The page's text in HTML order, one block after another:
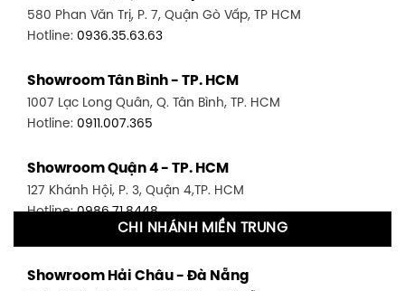
580 Phan Văn Trị, P. 7, Quận Gò Vấp, TP HCM
Hotline: 0936.35.63.63
Showroom Tân Bình - TP. HCM
1007 Lạc Long Quân, Q. Tân Bình, TP. HCM
Hotline: 0911.007.365
Showroom Quận 4 - TP. HCM
127 Khánh Hội, P. 3, Quận 4,TP. HCM
Hotline:0986.71.8448
1411 Đường 3/2, P. 16, Quận 11, TP. HCM
CHI NHÁNH MIỀN TRUNG
Showroom Hải Châu - Đà Nẵng